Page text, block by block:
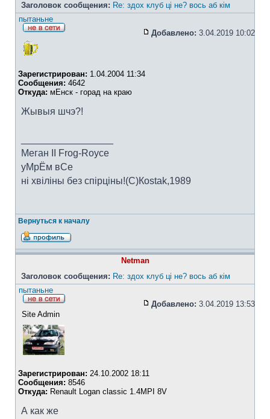
Заголовок сообщения: Re: здох клуб ці не? вось аб кім
пытаньне
Добавлено: 3.04.2019 10:02
Зарегистрирован: 1.04.2004 11:34
Сообщения: 4642
Откуда: мЕнск - горад на краю
Жывыя шчэ?!
Меган II Frog-Royce
уМрЁм вСе
ні хвіліны без спірціны!(C)Коstak,1989
Вернуться к началу
Netman
Заголовок сообщения: Re: здох клуб ці не? вось аб кім
пытаньне
Добавлено: 3.04.2019 13:53
Site Admin
Зарегистрирован: 24.10.2002 18:11
Сообщения: 8546
Откуда: Renault Logan classic 1.4MPI 8V
А как же